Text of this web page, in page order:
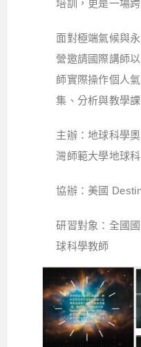
培訓，更是一場
面對極端氣候與
營邀請國際講師
師實際操作個人
集、分析與教學
主辦：地球科學
灣師範大學地球
協辦：美國
研習對象：全國
球科學教師